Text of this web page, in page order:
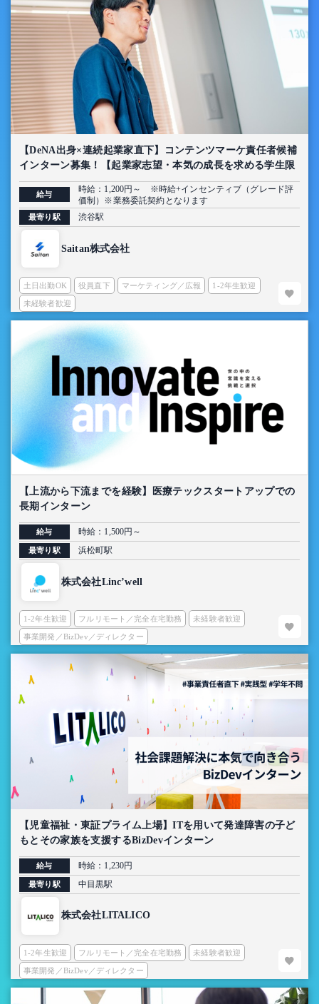
【DeNA出身×連続起業家直下】コンテンツマーケ責任者候補
インターン募集！【起業家志望・本気の成長を求める学生限
定】
給与
時給：1,200円～ ※時給+インセンティブ（グレード評
価制）※業務委託契約となります
最寄り駅 渋谷駅
Saitan株式会社
土日出勤OK 役員直下 マーケティング／広報 1-2年生歓迎
未経験者歓迎
【上流から下流までを経験】医療テックスタートアップでの
長期インターン
給与 時給：1,500円～
最寄り駅 浜松町駅
株式会社Linc’well
1-2年生歓迎 フルリモート／完全在宅勤務 未経験者歓迎
事業開発／BizDev／ディレクター
【児童福祉・東証プライム上場】ITを用いて発達障害の子ど
もとその家族を支援するBizDevインターン
給与 時給：1,230円
最寄り駅 中目黒駅
株式会社LITALICO
1-2年生歓迎 フルリモート／完全在宅勤務 未経験者歓迎
事業開発／BizDev／ディレクター